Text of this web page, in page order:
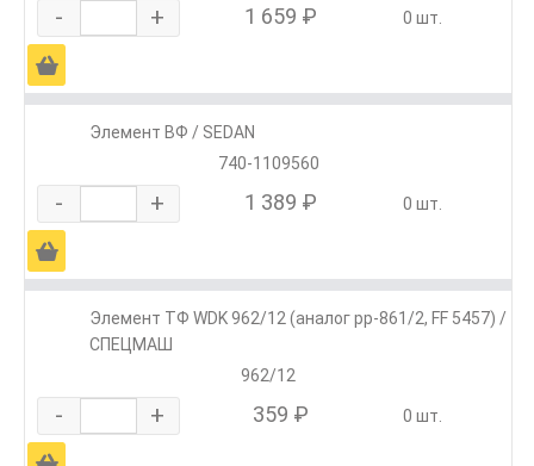
- + 1 659 ₽ 0 шт.
Ä
Элемент ВФ / SEDAN
740-1109560
- + 1 389 ₽ 0 шт.
Ä
Элемент ТФ WDK 962/12 (аналог pp-861/2, FF 5457) /
СПЕЦМАШ
962/12
- + 359 ₽ 0 шт.